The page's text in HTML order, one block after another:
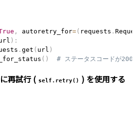
, autoretry_for=( requests .
) :
. get ( url )
( ) # ステータスコードが200
再試行 ( self.retry() ) を使用する